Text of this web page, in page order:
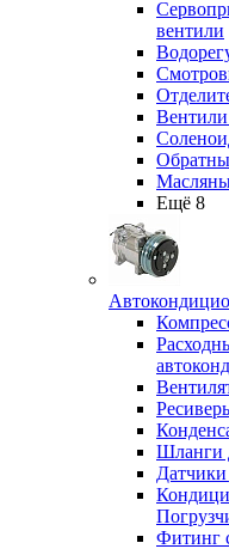
вентили
Ещё 8
Шланги
Фитинг